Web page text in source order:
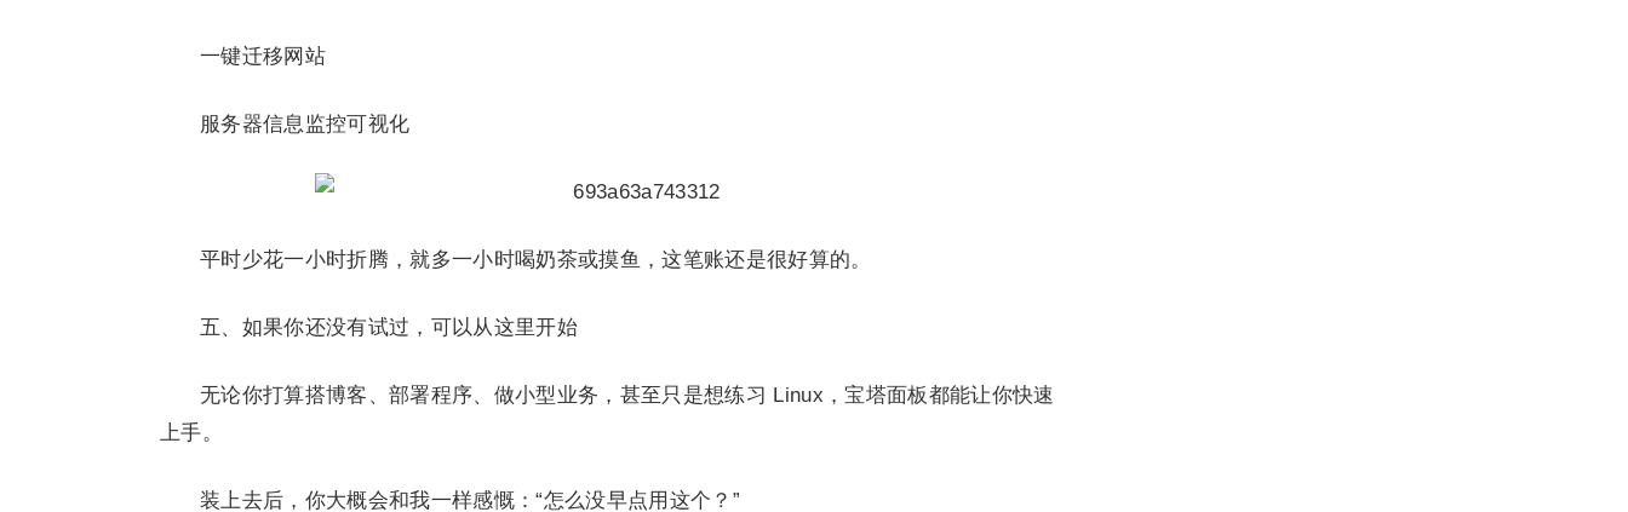
一键迁移网站
服务器信息监控可视化
平时少花一小时折腾，就多一小时喝奶茶或摸鱼，这笔账还是很好算的。
五、如果你还没有试过，可以从这里开始
无论你打算搭博客、部署程序、做小型业务，甚至只是想练习 Linux，宝塔面板都能让你快速
上手。
装上去后，你大概会和我一样感慨：“怎么没早点用这个？”